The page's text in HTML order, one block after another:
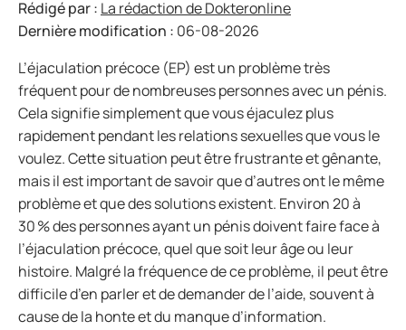
Rédigé par : La rédaction de Dokteronline
Dernière modification : 06-08-2026
L’éjaculation précoce (EP) est un problème très
fréquent pour de nombreuses personnes avec un pénis.
Cela signifie simplement que vous éjaculez plus
rapidement pendant les relations sexuelles que vous le
voulez. Cette situation peut être frustrante et gênante,
mais il est important de savoir que d’autres ont le même
problème et que des solutions existent. Environ 20 à
30 % des personnes ayant un pénis doivent faire face à
l’éjaculation précoce, quel que soit leur âge ou leur
histoire. Malgré la fréquence de ce problème, il peut être
difficile d’en parler et de demander de l’aide, souvent à
cause de la honte et du manque d’information.